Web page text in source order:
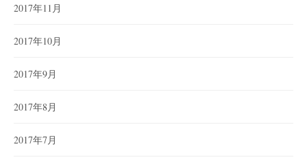
2017年11月
2017年10月
2017年9月
2017年8月
2017年7月